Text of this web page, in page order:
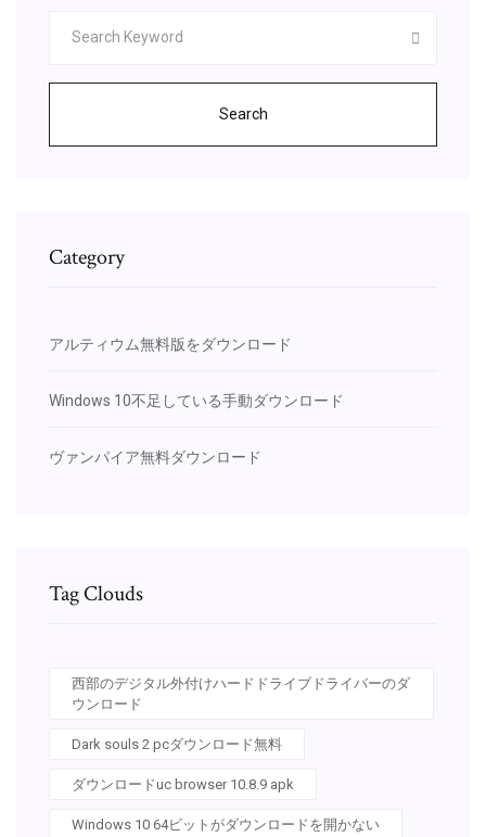
Search
Category
アルティウム無料版をダウンロード
Windows 10不足している手動ダウンロード
ヴァンパイア無料ダウンロード
Tag Clouds
西部のデジタル外付けハードドライブドライバーのダ
ウンロード
Dark souls 2 pcダウンロード無料
ダウンロードuc browser 10.8.9 apk
Windows 10 64ビットがダウンロードを開かない